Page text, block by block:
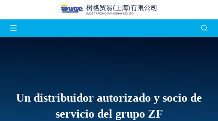
Un distribuidor autorizado y socio de
servicio del grupo ZF